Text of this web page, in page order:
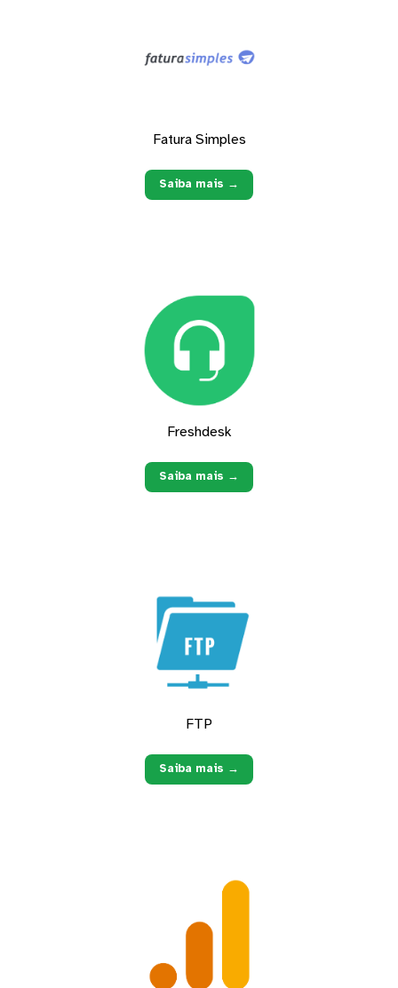
Fatura Simples
Saiba mais →
Freshdesk
Saiba mais →
FTP
Saiba mais →